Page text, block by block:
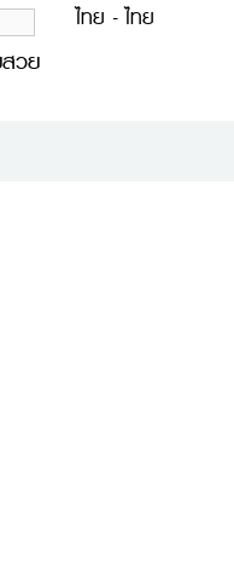
ไทย - ไทย
วย